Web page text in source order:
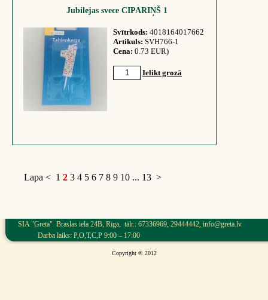
Jubilejas svece CIPARIŅŠ 1
Svītrkods: 4018164017662
Artikuls: SVH766-1
Cena: 0.73 EUR)
Ielikt grozā
Lapa < 1 2 3 4 5 6 7 8 9 10 ... 13 >
SIA "Greta" Braslas iela 24B, Rīga, tālr.: 67336969, 29444442, info@greta.lv
Darba laiks: P,O,T,C,P 9:00 – 17:00
Copyright © 2012